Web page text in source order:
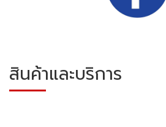
สินค้าและบริการ